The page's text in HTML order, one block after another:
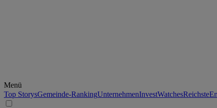
Menü
Top StorysGemeinde-RankingUnternehmenInvestWatchesReichste